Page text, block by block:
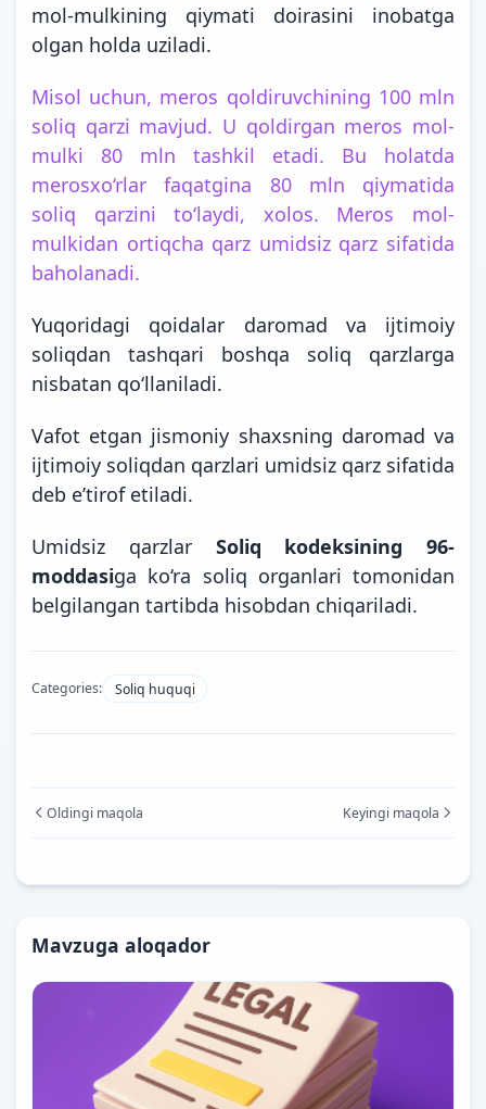
mol-mulkining qiymati doirasini inobatga
olgan holda uziladi.
Misol uchun, meros qoldiruvchining 100 mln
soliq qarzi mavjud. U qoldirgan meros mol-
mulki 80 mln tashkil etadi. Bu holatda
merosxo‘rlar faqatgina 80 mln qiymatida
soliq qarzini to‘laydi, xolos. Meros mol-
mulkidan ortiqcha qarz umidsiz qarz sifatida
baholanadi.
Yuqoridagi qoidalar daromad va ijtimoiy
soliqdan tashqari boshqa soliq qarzlarga
nisbatan qo‘llaniladi.
Vafot etgan jismoniy shaxsning daromad va
ijtimoiy soliqdan qarzlari umidsiz qarz sifatida
deb e’tirof etiladi.
Umidsiz qarzlar Soliq kodeksining 96-
moddasiga ko‘ra soliq organlari tomonidan
belgilangan tartibda hisobdan chiqariladi.
Categories: Soliq huquqi
Oldingi maqola Keyingi maqola
Mavzuga aloqador